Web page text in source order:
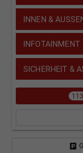
INNEN & AUSSEN
INFOTAINMENT
SICHERHEIT &
113